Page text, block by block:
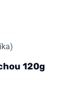
120g